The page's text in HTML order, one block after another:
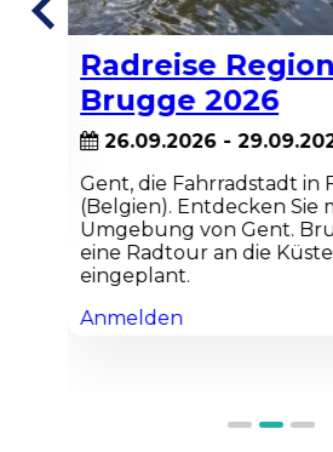
Radreise
Brugge 2026
26.09.2026 -
Gent, die Fahrradstadt in
(Belgien). Entdecken Sie
Umgebung von Gent.
eine Radtour an die
eingeplant.
Anmelden